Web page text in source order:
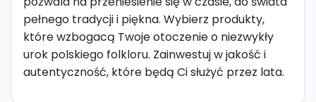
pełnego tradycji i piękna. Wybierz produkty,
które wzbogacą Twoje otoczenie o niezwykły
urok polskiego folkloru. Zainwestuj w jakość i
autentyczność, które będą Ci służyć przez lata.